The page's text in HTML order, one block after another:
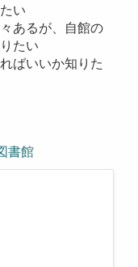
い
あるが、自館の
たい
ばいいか知りた
書館